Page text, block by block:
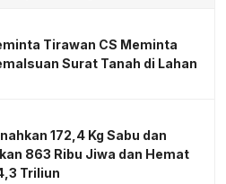
Tirawan CS Meminta
Surat Tanah di Lahan
172,4 Kg Sabu dan
863 Ribu Jiwa dan Hemat
Triliun